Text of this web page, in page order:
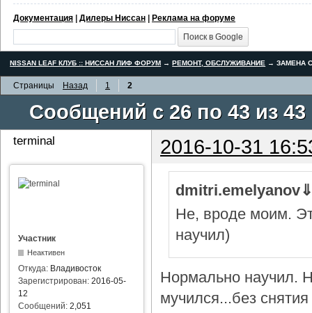
Документация | Дилеры Ниссан | Реклама на форуме
NISSAN LEAF КЛУБ :: НИССАН ЛИФ ФОРУМ → РЕМОНТ, ОБСЛУЖИВАНИЕ →ЗАМЕНА
Страницы Назад 1 2
Сообщений с 26 по 43 из 43
terminal 2016-10-31
Участник
Неактивен
Откуда: Владивосток
Зарегистрирован: 2016-05-
12
Сообщений: 2,051
Не, вроде моим.
научил)
Нормально научил.
мучился...без снятия